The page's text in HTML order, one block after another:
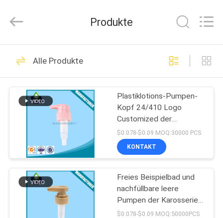
HAUSE
PRODUKTE
SHOW
ÜBER
PRODUCTS
MANUFACTORY
Rights
Kosmetische
Lotions-Pumpe
84
Plastiklotions-
Pumpen
234
Produkte
Alle Produkte
Plastiklotions-Pumpen-
Kopf 24/410 Logo
Customized der
schrauben-15g
$0.078-$0.09 MOQ:30000 PCS
KONTAKT
Freies Beispielbad und
nachfüllbare leere
Pumpen der Karosserie-
Handlotions-Pumpen-28-
$0.078-$0.09 MOQ:50000PCS